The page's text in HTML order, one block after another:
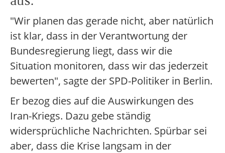
"Wir planen das gerade nicht, aber natürlich
ist klar, dass in der Verantwortung der
Bundesregierung liegt, dass wir die
Situation monitoren, dass wir das jederzeit
bewerten", sagte der SPD-Politiker in Berlin.
Er bezog dies auf die Auswirkungen des
Iran-Kriegs. Dazu gebe ständig
widersprüchliche Nachrichten. Spürbar sei
aber, dass die Krise langsam in der